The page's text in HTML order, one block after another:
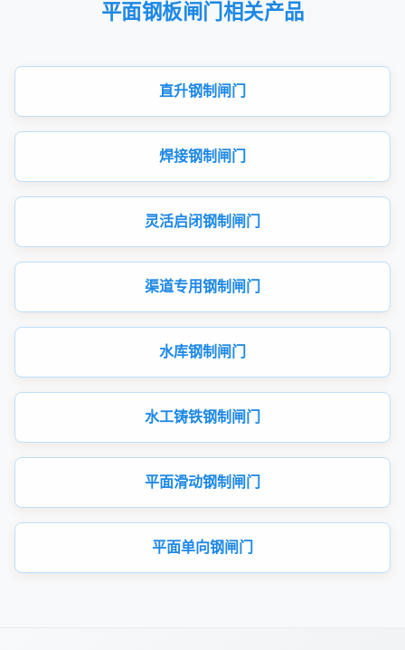
平面钢板闸门相关产品
直升钢制闸门
焊接钢制闸门
灵活启闭钢制闸门
渠道专用钢制闸门
水库钢制闸门
水工铸铁钢制闸门
平面滑动钢制闸门
平面单向钢闸门